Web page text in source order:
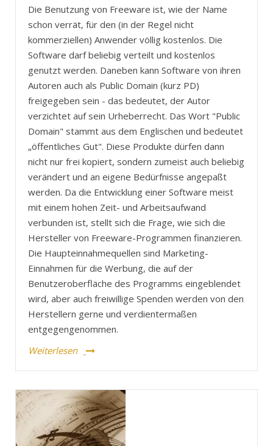
Die Benutzung von Freeware ist, wie der Name
schon verrät, für den (in der Regel nicht
kommerziellen) Anwender völlig kostenlos. Die
Software darf beliebig verteilt und kostenlos
genutzt werden. Daneben kann Software von ihren
Autoren auch als Public Domain (kurz PD)
freigegeben sein - das bedeutet, der Autor
verzichtet auf sein Urheberrecht. Das Wort "Public
Domain" stammt aus dem Englischen und bedeutet
„öffentliches Gut". Diese Produkte dürfen dann
nicht nur frei kopiert, sondern zumeist auch beliebig
verändert und an eigene Bedürfnisse angepaßt
werden. Da die Entwicklung einer Software meist
mit einem hohen Zeit- und Arbeitsaufwand
verbunden ist, stellt sich die Frage, wie sich die
Hersteller von Freeware-Programmen finanzieren.
Die Haupteinnahmequellen sind Marketing-
Einnahmen für die Werbung, die auf der
Benutzeroberfläche des Programms eingeblendet
wird, aber auch freiwillige Spenden werden von den
Herstellern gerne und verdientermaßen
entgegengenommen.
Weiterlesen